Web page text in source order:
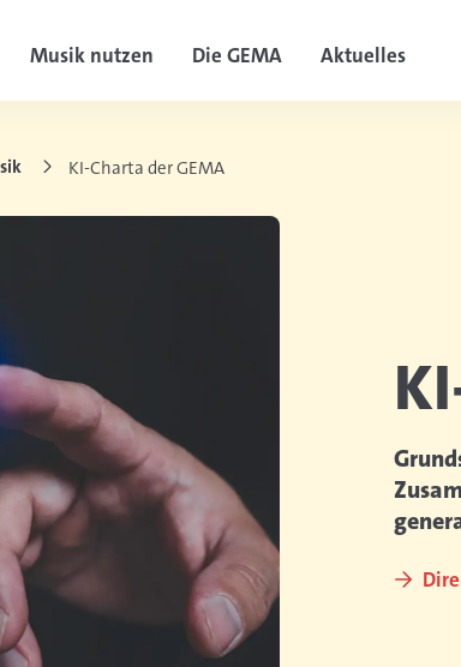
Musik nutzen Die GEMA Aktuelles
KI-Charta der GEMA